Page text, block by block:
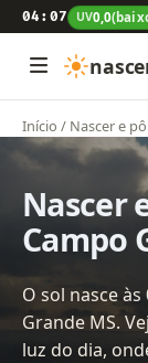
04:07 UV0,0
Início / Nascer e
Nascer
Campo
O sol nasce
Grande MS.
luz do dia,